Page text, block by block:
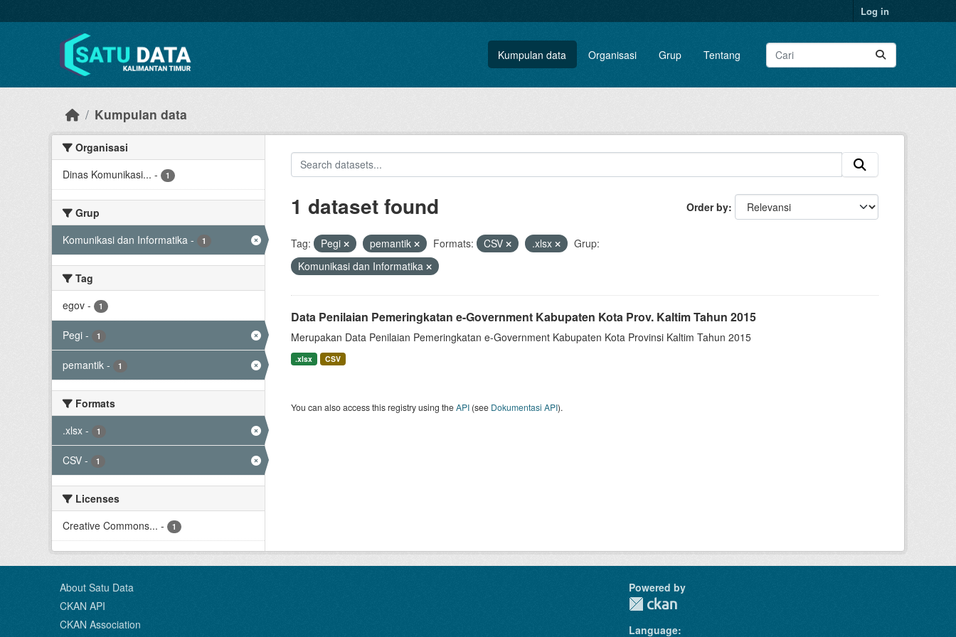
Log in
Kumpulan data Organisasi Grup Tentang
Kumpulan data
Organisasi
Dinas Komunikasi... - 1
Grup
Komunikasi dan Informatika - 1
Tag
egov - 1
Pegi - 1
pemantik - 1
Formats
.xlsx - 1
CSV - 1
Licenses
Creative Commons... - 1
Order by
1 dataset found
Tag: Pegi pemantik Formats: CSV .xlsx
Grup:
Komunikasi dan Informatika
Data Penilaian Pemeringkatan e-Government Kabupaten Kota Prov. Kaltim Tahun 2015
Merupakan Data Penilaian Pemeringkatan e-Government Kabupaten Kota Provinsi Kaltim Tahun 2015
.xlsx CSV
You can also access this registry using theAPI(see Dokumentasi API).
About Satu Data
CKAN API
CKAN Association
Powered by
Language